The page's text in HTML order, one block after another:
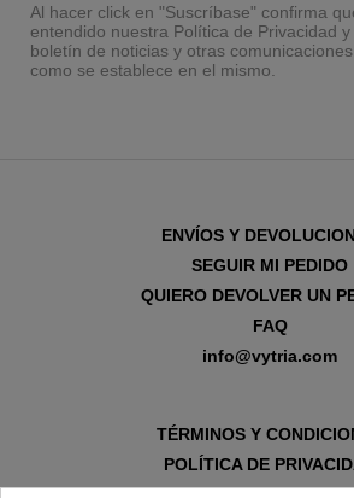
Al hacer click en "Suscríbase" confirma
entendido nuestra Política de Privacidad
boletín de noticias y otras
como se establece en el mismo.
ENVÍOS Y
SEGUIR MI PEDIDO
QUIERO DEVOLVER UN
FAQ
info@vytria.com
TÉRMINOS Y
POLÍTICA DE
AVISO LEGAL